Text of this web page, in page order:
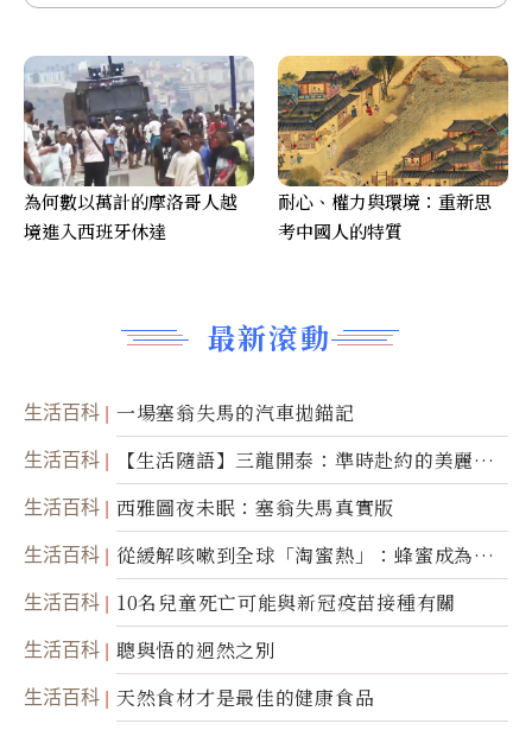
最新滾動
生活百科 一場塞翁失馬的汽車拋錨記
生活百科
【生活隨語】三龍開泰：準時赴約的美麗震
撼
生活百科 西雅圖夜未眠：塞翁失馬真實版
生活百科
從緩解咳嗽到全球「淘蜜熱」：蜂蜜成為健
康產業前沿商品
生活百科 10名兒童死亡可能與新冠疫苗接種有關
生活百科 聰與悟的迥然之別
生活百科 天然食材才是最佳的健康食品
為何數以萬計的摩洛哥人越
境進入西班牙休達
耐心、權力與環境：重新思
考中國人的特質